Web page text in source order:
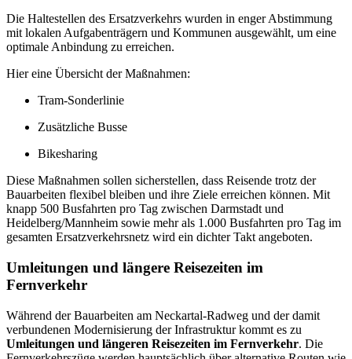
Die Haltestellen des Ersatzverkehrs wurden in enger Abstimmung
mit lokalen Aufgabenträgern und Kommunen ausgewählt, um eine
optimale Anbindung zu erreichen.
Hier eine Übersicht der Maßnahmen:
Tram-Sonderlinie
Zusätzliche Busse
Bikesharing
Diese Maßnahmen sollen sicherstellen, dass Reisende trotz der
Bauarbeiten flexibel bleiben und ihre Ziele erreichen können. Mit
knapp 500 Busfahrten pro Tag zwischen Darmstadt und
Heidelberg/Mannheim sowie mehr als 1.000 Busfahrten pro Tag im
gesamten Ersatzverkehrsnetz wird ein dichter Takt angeboten.
Umleitungen und längere Reisezeiten im
Fernverkehr
Während der Bauarbeiten am Neckartal-Radweg und der damit
verbundenen Modernisierung der Infrastruktur kommt es zu
Umleitungen und längeren Reisezeiten im Fernverkehr. Die